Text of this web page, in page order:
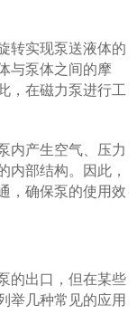
实现泵送液体的
与泵体之间的摩
，在磁力泵进行工
产生空气、压力
内部结构。因此，
，确保泵的使用效
出口，但在某些
举几种常见的应用